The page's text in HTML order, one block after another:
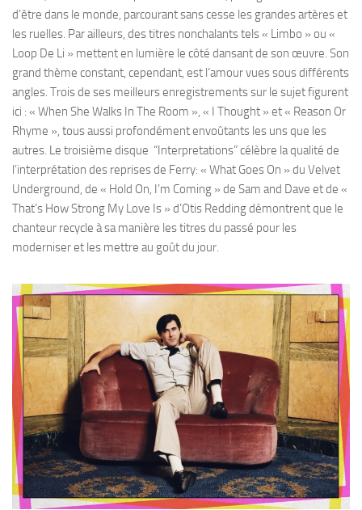
d’être dans le monde, parcourant sans cesse les grandes artères et
les ruelles. Par ailleurs, des titres nonchalants tels « Limbo » ou «
Loop De Li » mettent en lumière le côté dansant de son œuvre. Son
grand thème constant, cependant, est l’amour vues sous différents
angles. Trois de ses meilleurs enregistrements sur le sujet figurent
ici : « When She Walks In The Room », « I Thought » et « Reason Or
Rhyme », tous aussi profondément envoûtants les uns que les
autres. Le troisième disque “Interpretations” célèbre la qualité de
l’interprétation des reprises de Ferry: « What Goes On » du Velvet
Underground, de « Hold On, I’m Coming » de Sam and Dave et de «
That’s How Strong My Love Is » d’Otis Redding démontrent que le
chanteur recycle à sa manière les titres du passé pour les
moderniser et les mettre au goût du jour.